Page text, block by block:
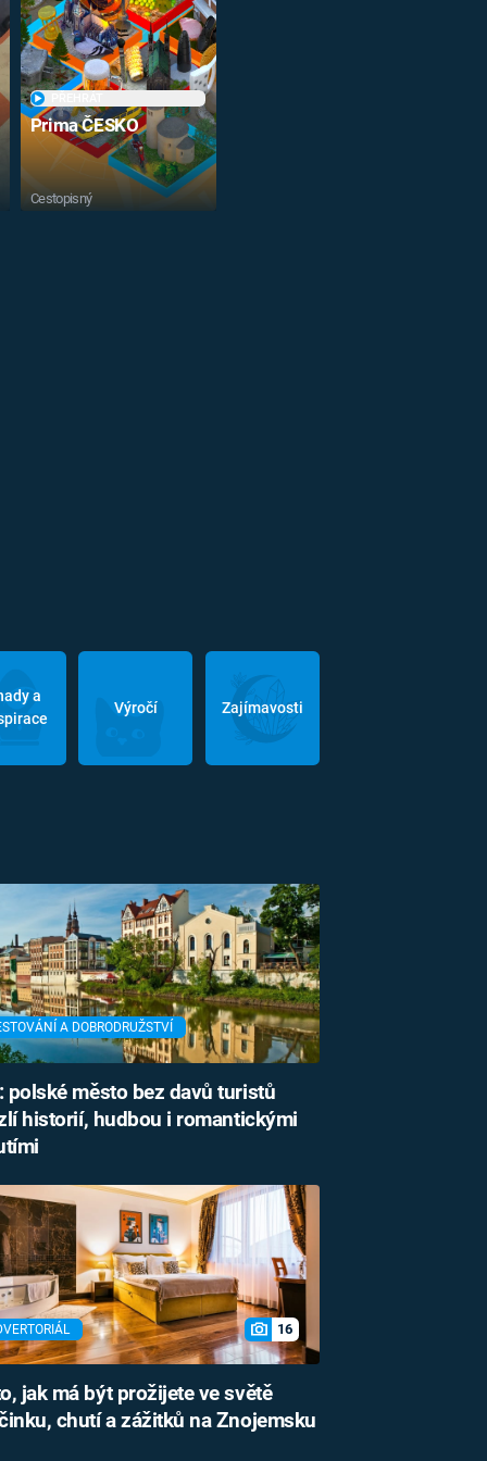
Prima ČESKO
Cestopisný
a
Výročí Zajímavosti
A DOBRODRUŽSTVÍ
polské město bez davů turistů
historií, hudbou i romantickými
16
jak má být prožijete ve světě
chutí a zážitků na Znojemsku